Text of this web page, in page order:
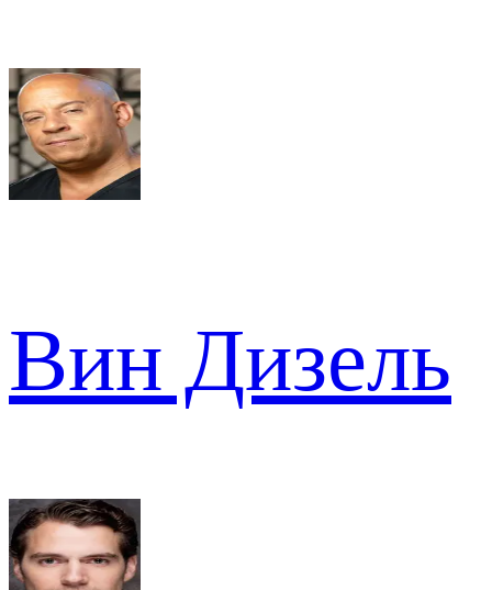
Вин Дизель